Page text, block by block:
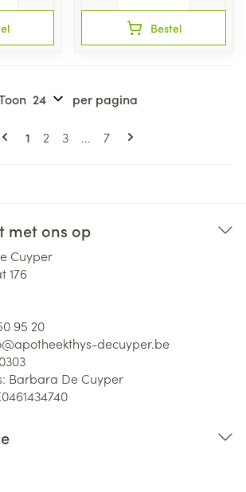
Bestel
Pagina's
U lees momenteel pagina
1 Pagina
2 Pagina
3 ... Pagina
7
per pagina
met ons op
Cuyper
176
95 20
apotheekthys-decuyper.be
Barbara De Cuyper